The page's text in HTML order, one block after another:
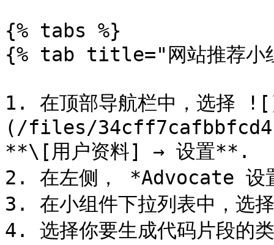
{% tabs %}
{% tab title="网站推荐小
1. 在顶部导航栏中，选择
(/files/
**\[用户资料] → 设置**.
2. 在左侧， *Advocate
3. 在小组件下拉列表中，选
4. 选择你要生成代码片段